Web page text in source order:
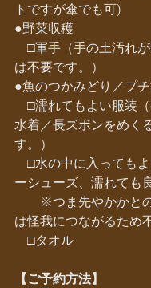
トですが傘でも可)
●野菜収穫
□軍手（手の土汚れ
は不要です。）
●魚のつかみどり／プ
□濡れてもよい服装
水着／長ズボンをめく
す。）
□水の中に入っても
ーシューズ、濡れても
※つま先やかかとの
は怪我につながるため
□タオル
【ご予約方法】